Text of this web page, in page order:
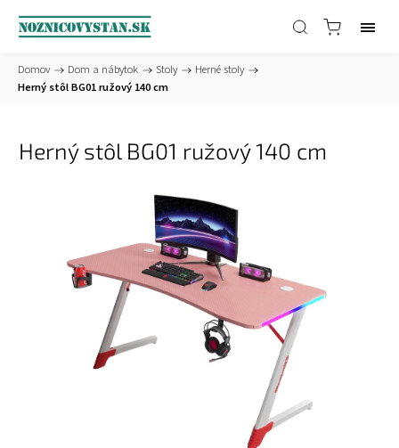
Domov / Dom a nábytok / Stoly / Herné stoly /
Herný stôl BG01 ružový 140 cm
Herný stôl BG01 ružový 140 cm